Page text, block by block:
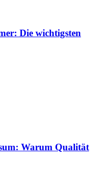
Die wichtigsten
Warum Qualität